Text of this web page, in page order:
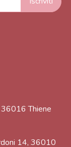
Thiene
14, 36010